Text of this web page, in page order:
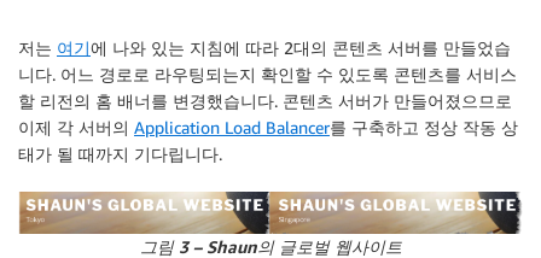
저는 여기에 나와 있는 지침에 따라 2대의 콘텐츠 서버를 만들었습
니다. 어느 경로로 라우팅되는지 확인할 수 있도록 콘텐츠를 서비스
할 리전의 홈 배너를 변경했습니다. 콘텐츠 서버가 만들어졌으므로
이제 각 서버의 Application Load Balancer를 구축하고 정상 작동 상
태가 될 때까지 기다립니다.
그림 3 – Shaun의 글로벌 웹사이트